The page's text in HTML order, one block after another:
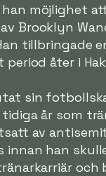
möjlighet
Brooklyn
tillbringade
åter i
sin
år som
av
innan han
och